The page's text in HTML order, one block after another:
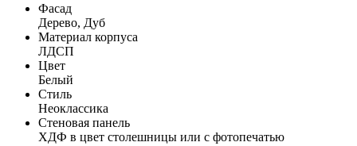
Фасад
Дерево, Дуб
Материал корпуса
ЛДСП
Цвет
Белый
Стиль
Неоклассика
Стеновая панель
ХДФ в цвет столешницы или с фотопечатью